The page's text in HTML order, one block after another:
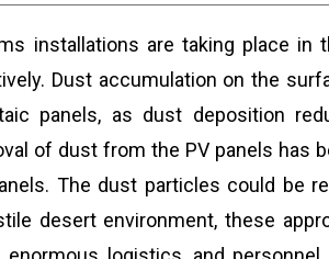
installations are taking place
Dust accumulation on the
panels, as dust deposition
of dust from the PV panels has
The dust particles could be
desert environment, these